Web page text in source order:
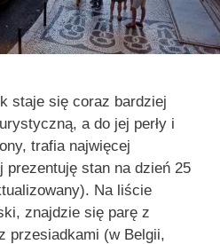
staje się coraz bardziej
a do jej perły i
trafia najwięcej
prezentuję stan na dzień 25
Na liście
znajdzie się parę z
przesiadkami (w Belgii,